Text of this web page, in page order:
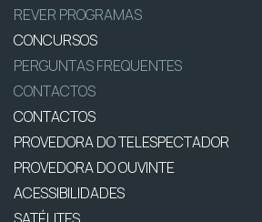
REVER PROGRAMAS
CONCURSOS
PERGUNTAS FREQUENTES
CONTACTOS
CONTACTOS
PROVEDORA DO TELESPECTADOR
PROVEDORA DO OUVINTE
ACESSIBILIDADES